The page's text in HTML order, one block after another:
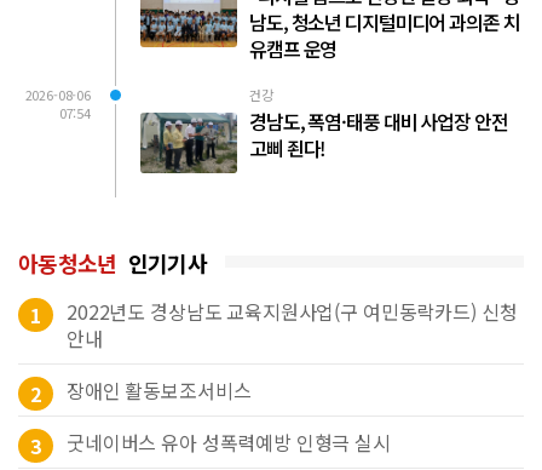
남도, 청소년 디지털미디어 과의존 치
유캠프 운영
2026-08-06
07:54
건강
경남도, 폭염·태풍 대비 사업장 안전
고삐 죈다!
아동청소년 인기기사
1
2022년도 경상남도 교육지원사업(구 여민동락카드) 신청
안내
2
장애인 활동보조서비스
3
굿네이버스 유아 성폭력예방 인형극 실시